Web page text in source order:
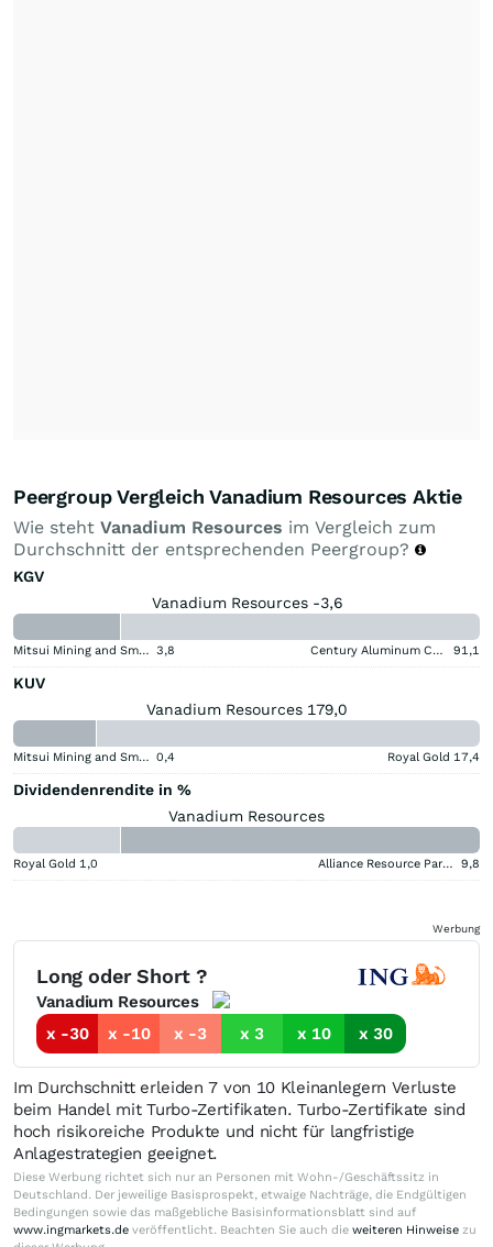
Peergroup Vergleich Vanadium Resources Aktie
Wie steht Vanadium Resources im Vergleich zum
Durchschnitt der entsprechenden Peergroup?
KGV
Vanadium Resources -3,6
Mitsui Mining and Smelting Company 3,8 Century Aluminum Company 91,1
KUV
Vanadium Resources 179,0
Mitsui Mining and Smelting Company 0,4 Royal Gold 17,4
Dividendenrendite in %
Vanadium Resources
Royal Gold 1,0 Alliance Resource Partners 9,8
Werbung
Long oder Short ?
Vanadium Resources
x -30
x -10 x -3 x 3 x 10 x 30
Im Durchschnitt erleiden 7 von 10 Kleinanlegern Verluste
beim Handel mit Turbo-Zertifikaten. Turbo-Zertifikate sind
hoch risikoreiche Produkte und nicht für langfristige
Anlagestrategien geeignet.
Diese Werbung richtet sich nur an Personen mit Wohn-/Geschäftssitz in
Deutschland. Der jeweilige Basisprospekt, etwaige Nachträge, die Endgültigen
Bedingungen sowie das maßgebliche Basisinformationsblatt sind auf
www.ingmarkets.de veröffentlicht. Beachten Sie auch die weiteren Hinweise zu